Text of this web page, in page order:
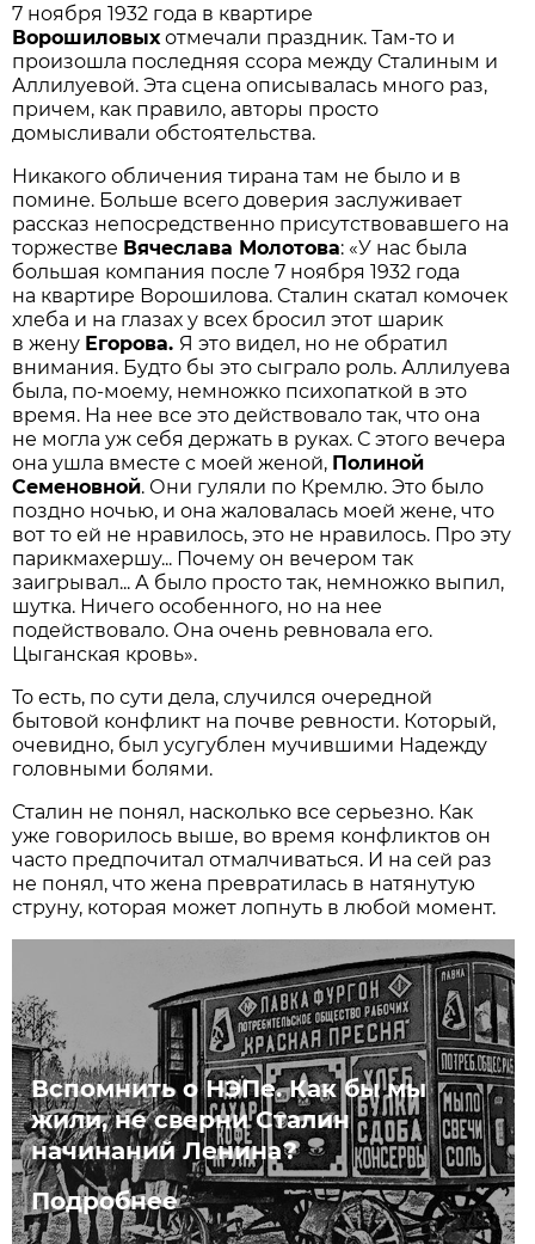
7 ноября 1932 года в квартире
Ворошиловыхотмечали праздник. Там-то и
произошла последняя ссора между Сталиным и
Аллилуевой. Эта сцена описывалась много раз,
причем, как правило, авторы просто
домысливали обстоятельства.
Никакого обличения тирана там не было и в
помине. Больше всего доверия заслуживает
рассказ непосредственно присутствовавшего на
торжестве Вячеслава Молотова: «У нас была
большая компания после 7 ноября 1932 года
на квартире Ворошилова. Сталин скатал комочек
хлеба и на глазах у всех бросил этот шарик
в жену Егорова. Я это видел, но не обратил
внимания. Будто бы это сыграло роль. Аллилуева
была, по-моему, немножко психопаткой в это
время. На нее все это действовало так, что она
не могла уж себя держать в руках. С этого вечера
она ушла вместе с моей женой, Полиной
Семеновной. Они гуляли по Кремлю. Это было
поздно ночью, и она жаловалась моей жене, что
вот то ей не нравилось, это не нравилось. Про эту
парикмахершу... Почему он вечером так
заигрывал... А было просто так, немножко выпил,
шутка. Ничего особенного, но на нее
подействовало. Она очень ревновала его.
Цыганская кровь».
То есть, по сути дела, случился очередной
бытовой конфликт на почве ревности. Который,
очевидно, был усугублен мучившими Надежду
головными болями.
Сталин не понял, насколько все серьезно. Как
уже говорилось выше, во время конфликтов он
часто предпочитал отмалчиваться. И на сей раз
не понял, что жена превратилась в натянутую
струну, которая может лопнуть в любой момент.
Вспомнить о ­НЭПе. Как бы мы
жили, не сверни Сталин
начинаний Ленина?
Подробнее